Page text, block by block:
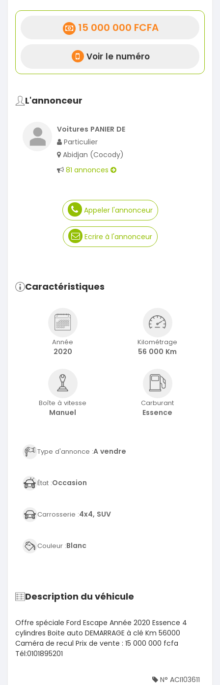
15 000 000 FCFA
Voir le numéro
L'annonceur
Voitures PANIER DE
Particulier
Abidjan (Cocody)
81 annonces
Appeler l'annonceur
Ecrire à l'annonceur
Caractéristiques
Année
2020
Kilométrage
56 000 Km
Boîte à vitesse
Manuel
Carburant
Essence
Type d'annonce :A vendre
État :Occasion
Carrosserie :4x4, SUV
Couleur :Blanc
Description du véhicule
Offre spéciale Ford Escape Année 2020 Essence 4
cylindres Boite auto DEMARRAGE à clé Km 56000
Caméra de recul Prix de vente : 15 000 000 fcfa
Tél:0101895201
N° ACI103611